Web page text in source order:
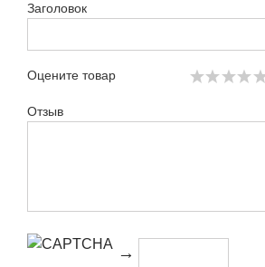
Заголовок
Оцените товар
Отзыв
→